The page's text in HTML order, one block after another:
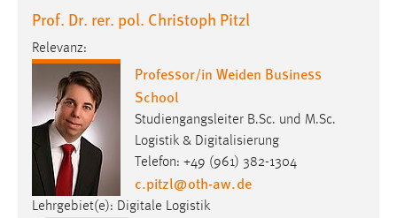
Prof. Dr. rer. pol. Christoph Pitzl
Relevanz:
Professor/in Weiden Business
School
Studiengangsleiter B.Sc. und M.Sc.
Logistik & Digitalisierung
Telefon: +49 (961) 382-1304
c.pitzl@oth-aw.de
Lehrgebiet(e): Digitale Logistik
Login
Name:
fe_user, be_user, be_lastLoginProvider
Zweck:
Dieser Cookie ist notwendig um sich an der Website
einloggen zu können.
Cookie Laufzeit: